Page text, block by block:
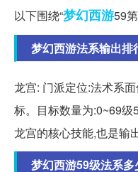
以下围绕“梦幻西游59
梦幻西游法系输出排
龙宫: 门派定位:法术系
标。目标数量为:0~69级
龙宫的核心技能,也是输
梦幻西游59级法系